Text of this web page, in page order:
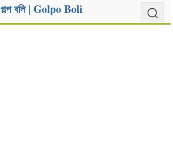
গল্প বলি | Golpo Boli